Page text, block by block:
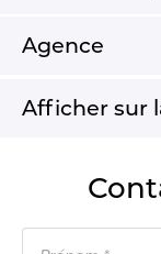
Agence
Afficher sur